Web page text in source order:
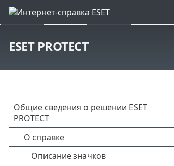
ESET PROTECT